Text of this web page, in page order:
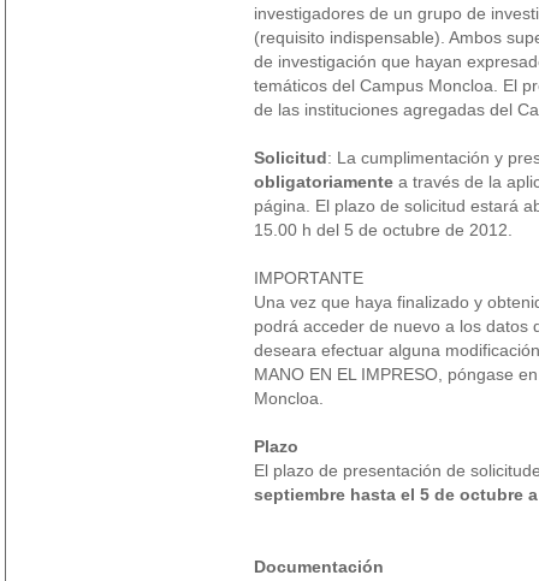
investigadores de un grupo de
(requisito indispensable). Ambos
de investigación que hayan
temáticos del Campus Moncloa. El
de las instituciones agregadas del
Solicitud: La cumplimentación y
obligatoriamente a través de la
página. El plazo de solicitud estará
15.00 h del 5 de octubre de 2012.
IMPORTANTE
Una vez que haya finalizado y
podrá acceder de nuevo a los datos
deseara efectuar alguna
MANO EN EL IMPRESO, póngase
Moncloa.
Plazo
El plazo de presentación de
septiembre hasta el 5 de octubre
Documentación